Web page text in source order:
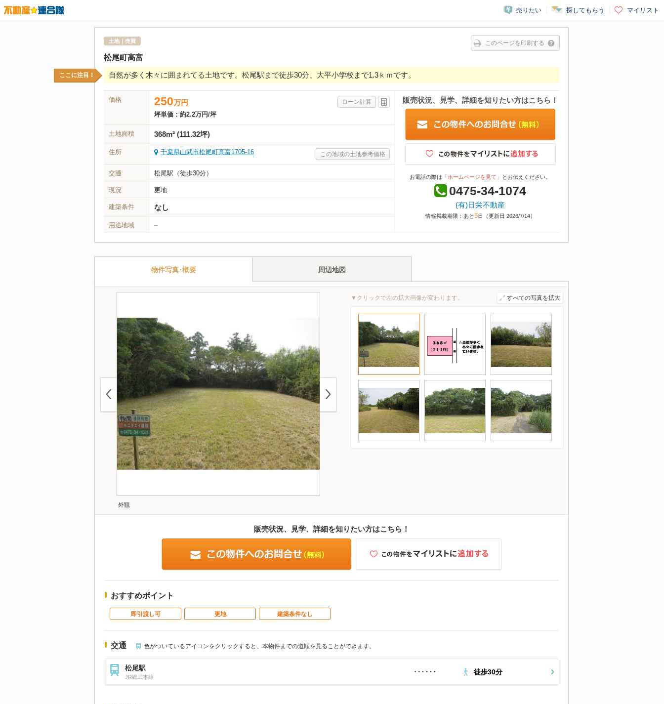
売りたい 探してもらう マイリスト
土地｜売買 このページを印刷する
松尾町高富
ここに注目！ 自然が多く木々に囲まれてる土地です。松尾駅まで徒歩30分、大平小学校まで1.3ｋｍです。
価格 ローン計算
250万円
坪単価： 約2.2万円/坪
土地面積 368m² (111.32坪)
住所 この地域の土地参考価格
千葉県山武市松尾町高富1705-16
交通 松尾駅（徒歩30分）
現況 更地
建築条件 なし
用途地域 –
販売状況、見学、詳細を知りたい方はこちら！
お電話の際は 「ホームページを見て」 とお伝えください。
0475-34-1074
(有)日栄不動産
情報掲載期限：あと5日（更新日 2026/7/14）
物件写真･概要 周辺地図
外観
▼クリックで左の拡大画像が変わります。 すべての写真を拡大
販売状況、見学、詳細を知りたい方はこちら！
おすすめポイント
即引渡し可 更地 建築条件なし
交通 色がついているアイコンをクリックすると、本物件までの道順を見ることができます。
松尾駅
JR総武本線
徒歩30分